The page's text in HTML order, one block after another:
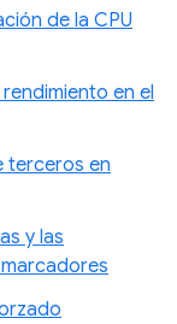
de la CPU
en el
terceros en
y las